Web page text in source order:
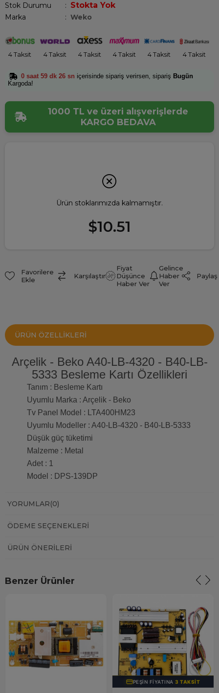
Stok Durumu : Stokta Yok
Marka : Weko
4 Taksit 4 Taksit 4 Taksit 4 Taksit 4 Taksit 4 Taksit
0 saat 59 dk 26 sn içerisinde sipariş verirsen, sipariş Bugün
Kargoda!
1000 TL ve üzeri alışverişlerde
KARGO BEDAVA
Ürün stoklarımızda kalmamıştır.
$10.51
Favorilere
Ekle
Karşılaştır
Fiyat
Düşünce
Haber Ver
Gelince
Haber
Ver
Paylaş
ÜRÜN ÖZELLIKLERI
Arçelik - Beko A40-LB-4320 - B40-LB-
5333 Besleme Kartı Özellikleri
Tanım : Besleme Kartı
Uyumlu Marka : Arçelik - Beko
Tv Panel Model : LTA400HM23
Uyumlu Modeller : A40-LB-4320 - B40-LB-5333
Düşük güç tüketimi
Malzeme : Metal
Adet : 1
Model : DPS-139DP
YORUMLAR(0)
ÖDEME SEÇENEKLERI
ÜRÜN ÖNERILERI
Benzer Ürünler
PEŞIN FIYATINA3 TAKSIT